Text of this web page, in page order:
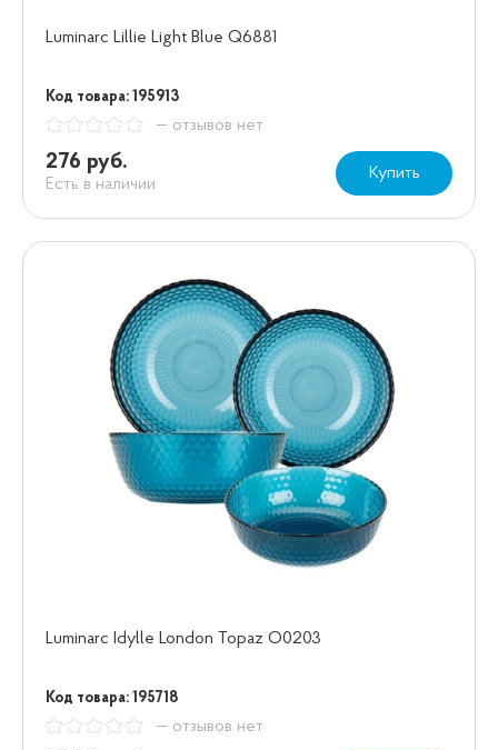
Luminarc Lillie Light Blue Q6881
Код товара: 195913
— отзывов нет
276 руб.
Есть в наличии
Купить
Luminarc Idylle London Topaz O0203
Код товара: 195718
— отзывов нет